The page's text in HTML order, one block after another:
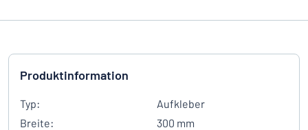
Produktinformation
Typ:
Aufkleber
Breite:
300 mm